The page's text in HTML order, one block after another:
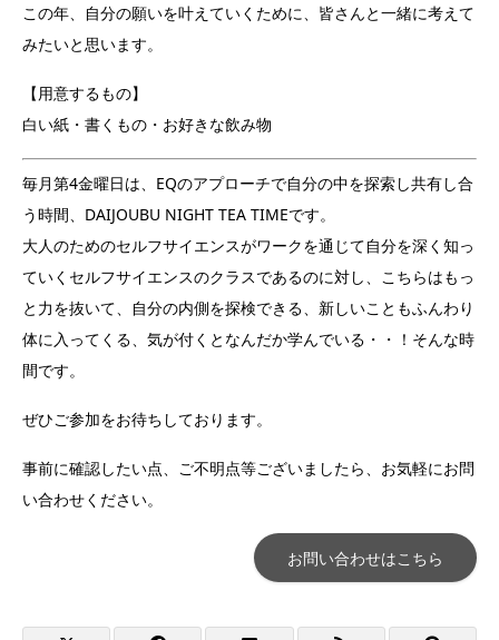
この年、自分の願いを叶えていくために、皆さんと一緒に考えて
みたいと思います。
【用意するもの】
白い紙・書くもの・お好きな飲み物
毎月第4金曜日は、EQのアプローチで自分の中を探索し共有し合
う時間、DAIJOUBU NIGHT TEA TIMEです。
大人のためのセルフサイエンスがワークを通じて自分を深く知っ
ていくセルフサイエンスのクラスであるのに対し、こちらはもっ
と力を抜いて、自分の内側を探検できる、新しいこともふんわり
体に入ってくる、気が付くとなんだか学んでいる・・！そんな時
間です。
ぜひご参加をお待ちしております。
事前に確認したい点、ご不明点等ございましたら、お気軽にお問
い合わせください。
お問い合わせはこちら